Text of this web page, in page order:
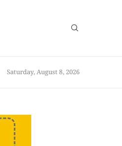
Saturday, August 8, 2026